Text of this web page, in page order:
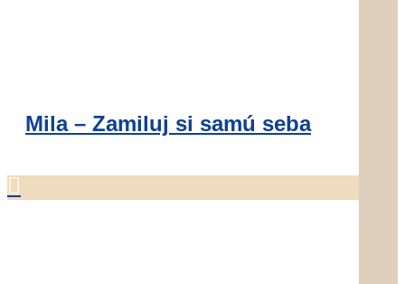
Mila – Zamiluj si samú seba
